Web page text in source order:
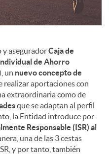
y aseguradorCaja de
de Ahorro
un nuevo concepto de
realizar aportaciones con
extraordinaria como de
que se adaptan al perfil
la Entidad introduce por
Responsable (ISR) al
una de las 3 cestas
y por tanto, también